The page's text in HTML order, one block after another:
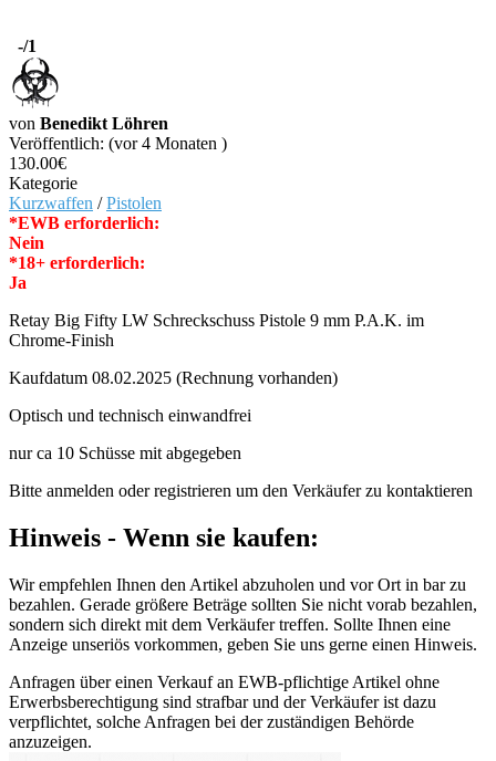
-/1
von Benedikt Löhren
Veröffentlich: (vor 4 Monaten )
130.00€
Kategorie
Kurzwaffen /Pistolen
*EWB erforderlich:
Nein
*18+ erforderlich:
Ja
Retay Big Fifty LW Schreckschuss Pistole 9 mm P.A.K. im
Chrome-Finish
Kaufdatum 08.02.2025 (Rechnung vorhanden)
Optisch und technisch einwandfrei
nur ca 10 Schüsse mit abgegeben
Bitte anmelden oder registrieren um den Verkäufer zu kontaktieren
Hinweis - Wenn sie kaufen:
Wir empfehlen Ihnen den Artikel abzuholen und vor Ort in bar zu
bezahlen. Gerade größere Beträge sollten Sie nicht vorab bezahlen,
sondern sich direkt mit dem Verkäufer treffen. Sollte Ihnen eine
Anzeige unseriös vorkommen, geben Sie uns gerne einen Hinweis.
Anfragen über einen Verkauf an EWB-pflichtige Artikel ohne
Erwerbsberechtigung sind strafbar und der Verkäufer ist dazu
verpflichtet, solche Anfragen bei der zuständigen Behörde
anzuzeigen.